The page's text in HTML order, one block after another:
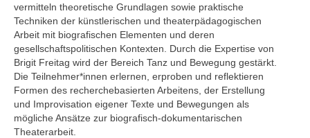
vermitteln theoretische Grundlagen sowie praktische
Techniken der künstlerischen und theaterpädagogischen
Arbeit mit biografischen Elementen und deren
gesellschaftspolitischen Kontexten. Durch die Expertise von
Brigit Freitag wird der Bereich Tanz und Bewegung gestärkt.
Die Teilnehmer*innen erlernen, erproben und reflektieren
Formen des recherchebasierten Arbeitens, der Erstellung
und Improvisation eigener Texte und Bewegungen als
mögliche Ansätze zur biografisch-dokumentarischen
Theaterarbeit.